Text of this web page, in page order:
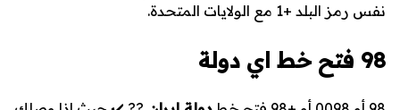
نفس رمز البلد +1 مع الولايات المتحدة.
98 فتح خط اي دولة